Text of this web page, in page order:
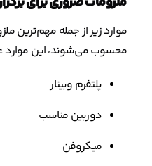
موارد زیر از جمله مهم‌ترین
محسوب می‌شوند، این موارد
پلتفرم وبینار
دوربین مناسب
میکروفن